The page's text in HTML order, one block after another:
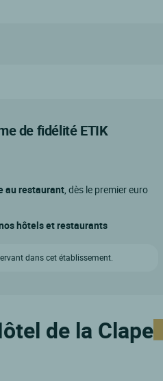
de fidélité ETIK
au restaurant, dès le premier euro
hôtels et restaurants
dans cet établissement.
de la Clape